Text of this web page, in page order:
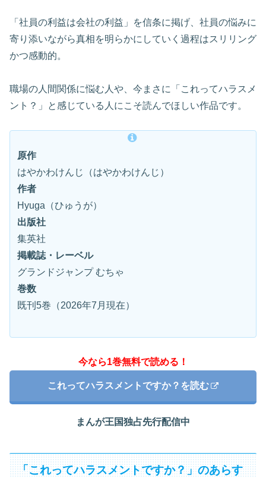
「社員の利益は会社の利益」を信条に掲げ、社員の悩みに
寄り添いながら真相を明らかにしていく過程はスリリング
かつ感動的。
職場の人間関係に悩む人や、今まさに「これってハラスメ
ント？」と感じている人にこそ読んでほしい作品です。
原作
はやかわけんじ（はやかわけんじ）
作者
Hyuga（ひゅうが）
出版社
集英社
掲載誌・レーベル
グランドジャンプ むちゃ
巻数
既刊5巻（2026年7月現在）
今なら1巻無料で読める！
これってハラスメントですか？を読む
まんが王国独占先行配信中
「これってハラスメントですか？」のあらす